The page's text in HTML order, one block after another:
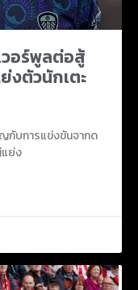
อร์พูลต่อสู้
งตัวนักเตะ
กับการแข่งขันจากด
ย่ง